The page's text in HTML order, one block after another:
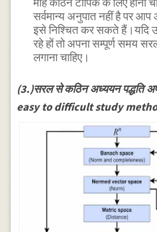
सर्वमान्य अनुपात नहीं है पर
इसे निश्चित कर सकते हैं।यदि
रहे हों तो अपना सम्पूर्ण समय
लगाना चाहिए।
(3.)सरल से कठिन अध्ययन पद्धति
easy to difficult study